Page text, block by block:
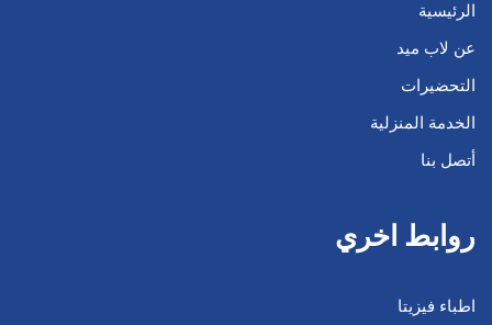
الرئيسية
عن لاب ميد
التحضيرات
الخدمة المنزلية
أتصل بنا
روابط اخري
اطباء فيزيتا